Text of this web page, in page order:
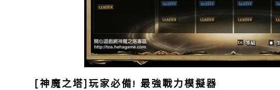
[神魔之塔]玩家必備! 最強戰力模擬器